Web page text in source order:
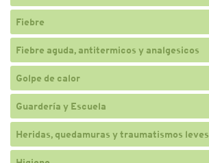
Fiebre
Fiebre aguda, antitermicos y analgesicos
Golpe de calor
Guardería y Escuela
Heridas, quedamuras y traumatismos leves